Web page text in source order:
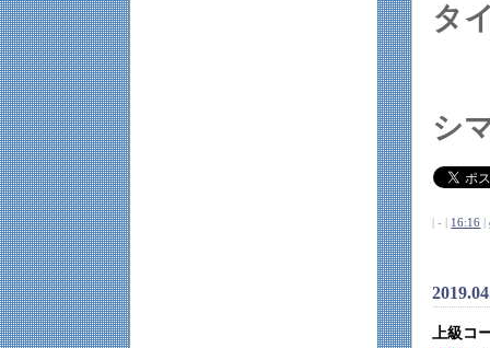
シ
| - | 16:16 |
上級コ